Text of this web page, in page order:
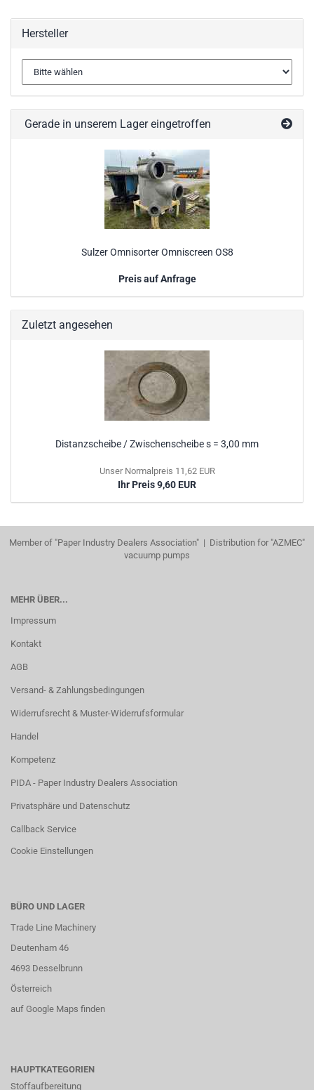
Hersteller
Gerade in unserem Lager eingetroffen
Sulzer Omnisorter Omniscreen OS8
Preis auf Anfrage
Zuletzt angesehen
Distanzscheibe / Zwischenscheibe s = 3,00 mm
Unser Normalpreis 11,62 EUR
Ihr Preis 9,60 EUR
Member of "Paper Industry Dealers Association" | Distribution for "AZMEC"
vacuump pumps
MEHR ÜBER...
Impressum
Kontakt
AGB
Versand- & Zahlungsbedingungen
Widerrufsrecht & Muster-Widerrufsformular
Handel
Kompetenz
PIDA - Paper Industry Dealers Association
Privatsphäre und Datenschutz
Callback Service
Cookie Einstellungen
BÜRO UND LAGER
Trade Line Machinery
Deutenham 46
4693 Desselbrunn
Österreich
auf Google Maps finden
HAUPTKATEGORIEN
Stoffaufbereitung